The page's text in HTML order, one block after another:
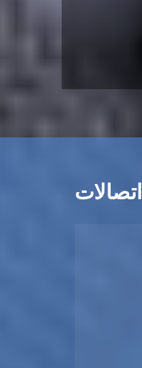
اتصالات